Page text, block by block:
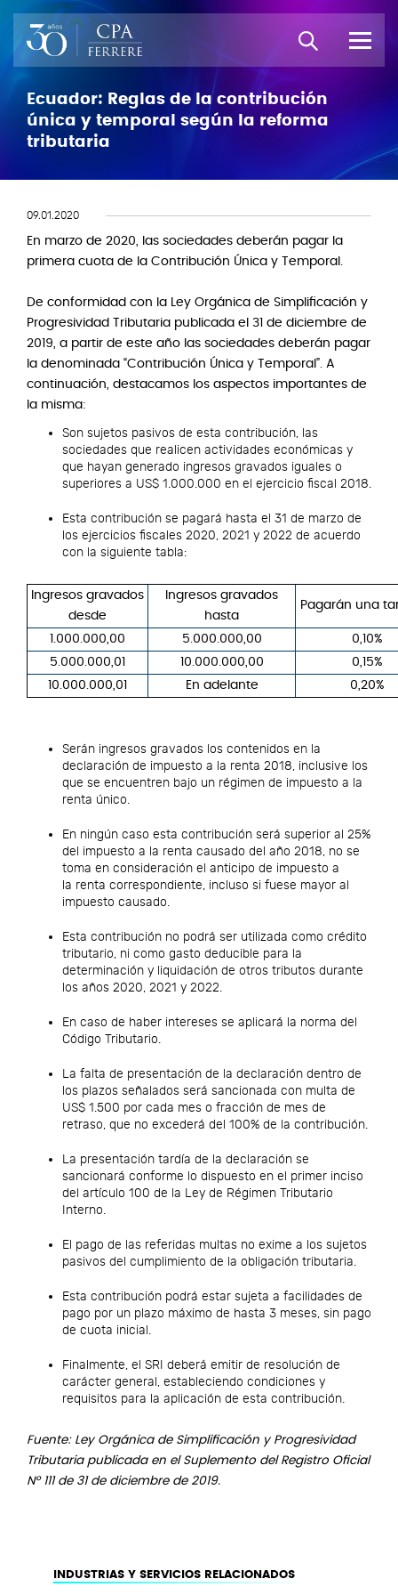
Ecuador: Reglas de la contribución
única y temporal según la reforma
tributaria
09.01.2020
En marzo de 2020, las sociedades deberán pagar la
primera cuota de la Contribución Única y Temporal.
De conformidad con la Ley Orgánica de Simplificación y
Progresividad Tributaria publicada el 31 de diciembre de
2019, a partir de este año las sociedades deberán pagar
la denominada “Contribución Única y Temporal”. A
continuación, destacamos los aspectos importantes de
la misma:
Son sujetos pasivos de esta contribución, las
sociedades que realicen actividades económicas y
que hayan generado ingresos gravados iguales o
superiores a US$ 1.000.000 en el ejercicio fiscal 2018.
Esta contribución se pagará hasta el 31 de marzo de
los ejercicios fiscales 2020, 2021 y 2022 de acuerdo
con la siguiente tabla:
Ingresos gravados
desde
Ingresos gravados
hasta
Pagarán una
1.000.000,00 5.000.000,00
0,10%
5.000.000,01
10.000.000,00
0,15%
10.000.000,01
En adelante 0,20%
Serán ingresos gravados los contenidos en la
declaración de impuesto a la renta 2018, inclusive los
que se encuentren bajo un régimen de impuesto a la
renta único.
En ningún caso esta contribución será superior al 25%
del impuesto a la renta causado del año 2018, no se
toma en consideración el anticipo de impuesto a
la renta correspondiente, incluso si fuese mayor al
impuesto causado.
Esta contribución no podrá ser utilizada como crédito
tributario, ni como gasto deducible para la
determinación y liquidación de otros tributos durante
los años 2020, 2021 y 2022.
En caso de haber intereses se aplicará la norma del
Código Tributario.
La falta de presentación de la declaración dentro de
los plazos señalados será sancionada con multa de
US$ 1.500 por cada mes o fracción de mes de
retraso, que no excederá del 100% de la contribución.
La presentación tardía de la declaración se
sancionará conforme lo dispuesto en el primer inciso
del artículo 100 de la Ley de Régimen Tributario
Interno.
El pago de las referidas multas no exime a los sujetos
pasivos del cumplimiento de la obligación tributaria.
Esta contribución podrá estar sujeta a facilidades de
pago por un plazo máximo de hasta 3 meses, sin pago
de cuota inicial.
Finalmente, el SRI deberá emitir de resolución de
carácter general, estableciendo condiciones y
requisitos para la aplicación de esta contribución.
Fuente: Ley Orgánica de Simplificación y Progresividad
Tributaria publicada en el Suplemento del Registro Oficial
Nº 111 de 31 de diciembre de 2019.
INDUSTRIAS Y SERVICIOS RELACIONADOS